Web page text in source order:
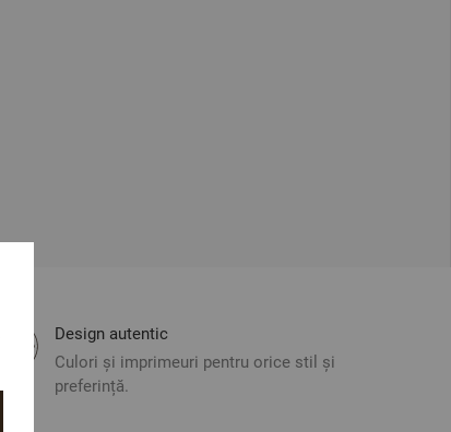
Design autentic
Culori și imprimeuri pentru orice stil și
preferință.